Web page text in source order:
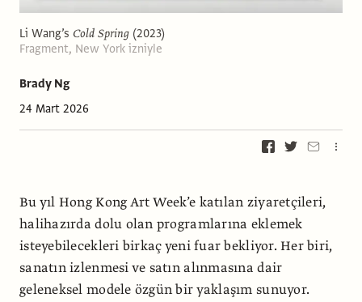
Brady Ng
24 Mart 2026
Li Wang’s Cold Spring (2023)
Fragment, New York izniyle
Bu yıl Hong Kong Art Week’e katılan ziyaretçileri,
halihazırda dolu olan programlarına eklemek
isteyebilecekleri birkaç yeni fuar bekliyor. Her biri,
sanatın izlenmesi ve satın alınmasına dair
geleneksel modele özgün bir yaklaşım sunuyor.